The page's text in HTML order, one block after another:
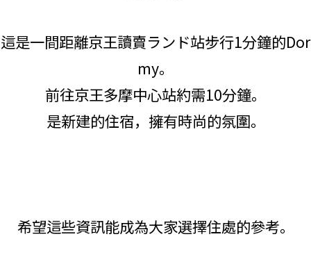
這是一間距離京王讀賣ランド站步行1分鐘的Dor
my。
前往京王多摩中心站約需10分鐘。
是新建的住宿，擁有時尚的氛圍。
希望這些資訊能成為大家選擇住處的參考。